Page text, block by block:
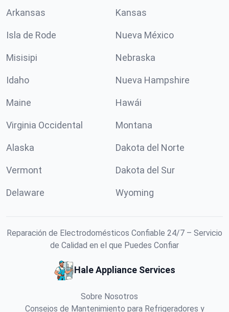
Arkansas Kansas
Isla de Rode Nueva México
Misisipi Nebraska
Idaho Nueva Hampshire
Maine Hawái
Virginia Occidental Montana
Alaska Dakota del Norte
Vermont Dakota del Sur
Delaware Wyoming
Reparación de Electrodomésticos Confiable 24/7 – Servicio
de Calidad en el que Puedes Confiar
Hale Appliance Services
Sobre Nosotros
Consejos de Mantenimiento para Refrigeradores y